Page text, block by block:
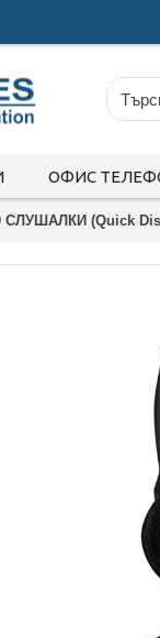
ОФИС
СЛУШАЛКИ (Quick